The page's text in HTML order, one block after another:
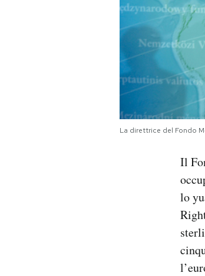
AREA PERSONALELa direttrice del Fondo
Il
lo